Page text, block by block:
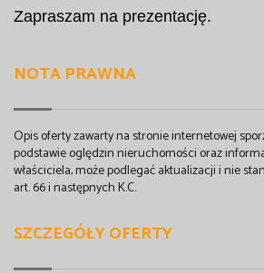
Zapraszam na prezentację.
NOTA PRAWNA
Opis oferty zawarty na stronie internetowej
podstawie oględzin nieruchomości oraz
właściciela, może podlegać aktualizacji i nie
art. 66 i następnych K.C.
SZCZEGÓŁY OFERTY